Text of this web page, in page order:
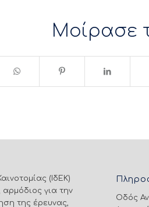
Μοίρασε
(ΙδΕΚ)
αρμόδιος για την
της έρευνας,
Οδός